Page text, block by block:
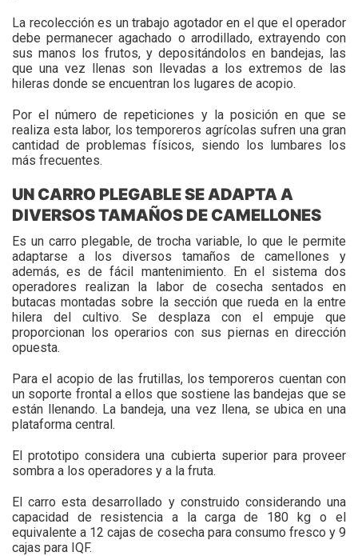
La recolección es un trabajo agotador en el que el operador
debe permanecer agachado o arrodillado, extrayendo con
sus manos los frutos, y depositándolos en bandejas, las
que una vez llenas son llevadas a los extremos de las
hileras donde se encuentran los lugares de acopio.
Por el número de repeticiones y la posición en que se
realiza esta labor, los temporeros agrícolas sufren una gran
cantidad de problemas físicos, siendo los lumbares los
más frecuentes.
UN CARRO PLEGABLE SE ADAPTA A
DIVERSOS TAMAÑOS DE CAMELLONES
Es un carro plegable, de trocha variable, lo que le permite
adaptarse a los diversos tamaños de camellones y
además, es de fácil mantenimiento. En el sistema dos
operadores realizan la labor de cosecha sentados en
butacas montadas sobre la sección que rueda en la entre
hilera del cultivo. Se desplaza con el empuje que
proporcionan los operarios con sus piernas en dirección
opuesta.
Para el acopio de las frutillas, los temporeros cuentan con
un soporte frontal a ellos que sostiene las bandejas que se
están llenando. La bandeja, una vez llena, se ubica en una
plataforma central.
El prototipo considera una cubierta superior para proveer
sombra a los operadores y a la fruta.
El carro esta desarrollado y construido considerando una
capacidad de resistencia a la carga de 180 kg o el
equivalente a 12 cajas de cosecha para consumo fresco y 9
cajas para IQF.